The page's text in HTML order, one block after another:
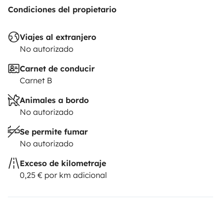
Condiciones del propietario
Viajes al extranjero
No autorizado
Carnet de conducir
Carnet B
Animales a bordo
No autorizado
Se permite fumar
No autorizado
Exceso de kilometraje
0,25 € por km adicional